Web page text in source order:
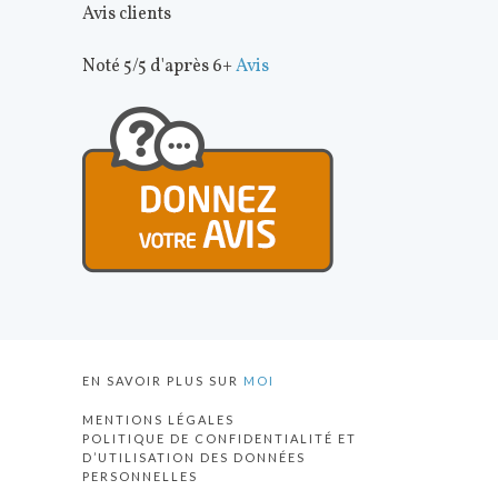
Avis clients
Noté 5/5 d'après 6+Avis
EN SAVOIR PLUS SUR MOI
MENTIONS LÉGALES
POLITIQUE DE CONFIDENTIALITÉ ET
D’UTILISATION DES DONNÉES
PERSONNELLES